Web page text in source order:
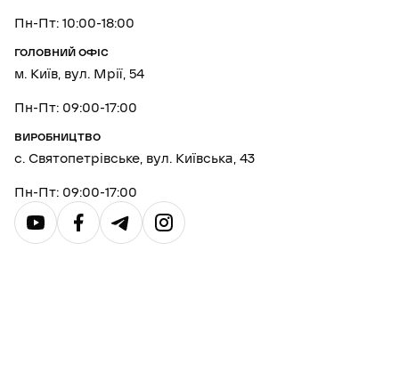
Пн-Пт: 10:00-18:00
ГОЛОВНИЙ ОФІС
м. Київ, вул. Мрії, 54
Пн-Пт: 09:00-17:00
ВИРОБНИЦТВО
с. Святопетрівське, вул. Київська, 43
Пн-Пт: 09:00-17:00